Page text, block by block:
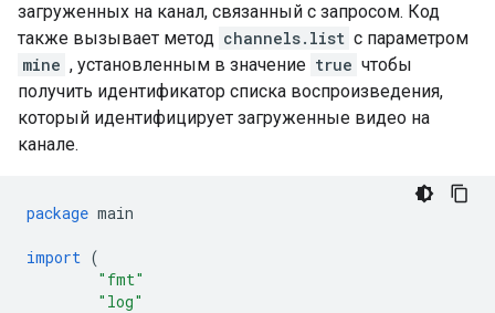
загруженных на канал, связанный с запросом. Код
также вызывает метод channels.list с параметром
mine , установленным в значение true чтобы
получить идентификатор списка воспроизведения,
который идентифицирует загруженные видео на
канале.
package main
import (
"fmt"
"log"